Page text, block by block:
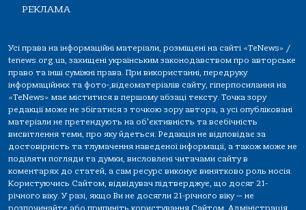
РЕКЛАМА
Усі права на інформаційні матеріали, розміщені на сайті «TeNews» /
tenews.org.ua, захищені українським законодавством про авторське
право та інші суміжні права. При використанні, передруку
інформаційних та фото-,відеоматеріалів сайту, гіперпосилання на
«TeNews» має міститися в першому абзаці тексту. Точка зору
редакції може не збігатися з точкою зору автора, а усі опубліковані
матеріали не претендують на об'єктивність та всебічність
висвітлення теми, про яку йдеться. Редакція не відповідає за
достовірність та тлумачення наведеної інформації, а також може не
поділяти погляди та думки, висловлені читачами сайту в
коментарях до статей, а сам ресурс виконує винятково роль носія.
Користуючись Сайтом, відвідувач підтверджує, що досяг 21-
річного віку. У разі, якщо Ви не досягли 21-річного віку — не
розпочинайте або припиніть користування Сайтом. Адміністрація